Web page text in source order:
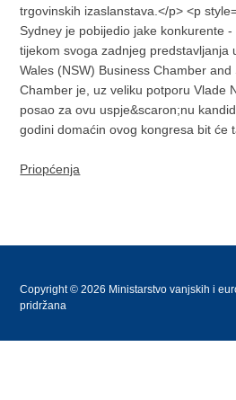
trgovinskih izaslanstava.</p> <p
Sydney je pobijedio jake konkurente -
tijekom svoga zadnjeg predstavljanja
Wales (NSW) Business Chamber
Chamber je, uz veliku potporu Vlade
posao za ovu uspje&scaron;nu
godini domaćin ovog kongresa bit će
Priopćenja
Copyright © 2026 Ministarstvo vanjskih i
pridržana